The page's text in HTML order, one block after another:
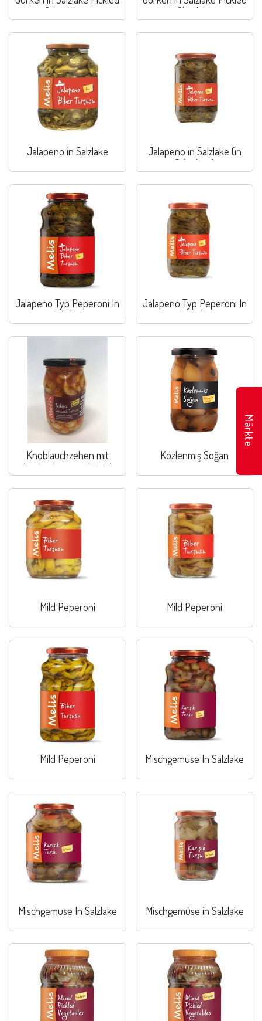
Cucumbers
Gherkins
Jalapeno in Salzlake
Jalapeno in Salzlake (in
Scheiben)
Jalapeno Typ Peperoni In
Salzlake
Jalapeno Typ Peperoni In
Salzlake
Knoblauchzehen mit
scharfer Sauce in Salzlake
Közlenmiş Soğan
Mild Peperoni Mild Peperoni
Mild Peperoni Mischgemuse In Salzlake
Mischgemuse In Salzlake Mischgemüse in Salzlake
Märkte